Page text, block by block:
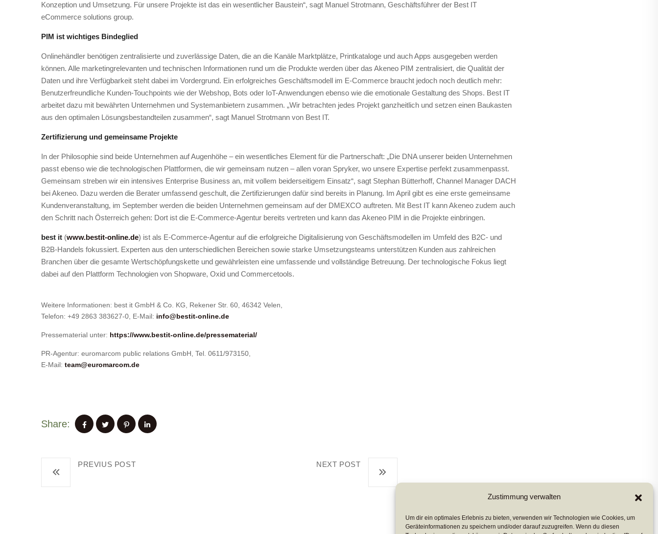
Zustimmung verwalten
Um dir ein optimales Erlebnis zu bieten, verwenden wir Technologien wie Cookies, um
Geräteinformationen zu speichern und/oder darauf zuzugreifen. Wenn du diesen
Konzeption und Umsetzung. Für unsere Projekte ist das ein wesentlicher Baustein“, sagt Manuel Strotmann, Geschäftsführer der Best IT
eCommerce solutions group.
PIM ist wichtiges Bindeglied
Onlinehändler benötigen zentralisierte und zuverlässige Daten, die an die Kanäle Marktplätze, Printkataloge und auch Apps ausgegeben werden
können. Alle marketingrelevanten und technischen Informationen rund um die Produkte werden über das Akeneo PIM zentralisiert, die Qualität der
Daten und ihre Verfügbarkeit steht dabei im Vordergrund. Ein erfolgreiches Geschäftsmodell im E-Commerce braucht jedoch noch deutlich mehr:
Benutzerfreundliche Kunden-Touchpoints wie der Webshop, Bots oder IoT-Anwendungen ebenso wie die emotionale Gestaltung des Shops. Best IT
arbeitet dazu mit bewährten Unternehmen und Systemanbietern zusammen. „Wir betrachten jedes Projekt ganzheitlich und setzen einen Baukasten
aus den optimalen Lösungsbestandteilen zusammen“, sagt Manuel Strotmann von Best IT.
Zertifizierung und gemeinsame Projekte
In der Philosophie sind beide Unternehmen auf Augenhöhe – ein wesentliches Element für die Partnerschaft: „Die DNA unserer beiden Unternehmen
passt ebenso wie die technologischen Plattformen, die wir gemeinsam nutzen – allen voran Spryker, wo unsere Expertise perfekt zusammenpasst.
Gemeinsam streben wir ein intensives Enterprise Business an, mit vollem beiderseitigem Einsatz“, sagt Stephan Bütterhoff, Channel Manager DACH
bei Akeneo. Dazu werden die Berater umfassend geschult, die Zertifizierungen dafür sind bereits in Planung. Im April gibt es eine erste gemeinsame
Kundenveranstaltung, im September werden die beiden Unternehmen gemeinsam auf der DMEXCO auftreten. Mit Best IT kann Akeneo zudem auch
den Schritt nach Österreich gehen: Dort ist die E-Commerce-Agentur bereits vertreten und kann das Akeneo PIM in die Projekte einbringen.
best it (www.bestit-online.de) ist als E-Commerce-Agentur auf die erfolgreiche Digitalisierung von Geschäftsmodellen im Umfeld des B2C- und
B2B-Handels fokussiert. Experten aus den unterschiedlichen Bereichen sowie starke Umsetzungsteams unterstützen Kunden aus zahlreichen
Branchen über die gesamte Wertschöpfungskette und gewährleisten eine umfassende und vollständige Betreuung. Der technologische Fokus liegt
dabei auf den Plattform Technologien von Shopware, Oxid und Commercetools.
Weitere Informationen: best it GmbH & Co. KG, Rekener Str. 60, 46342 Velen,
Telefon: +49 2863 383627-0, E-Mail: info@bestit-online.de
Pressematerial unter: https://www.bestit-online.de/pressematerial/
PR-Agentur: euromarcom public relations GmbH, Tel. 0611/973150,
E-Mail: team@euromarcom.de
Share:
PREVIUS POST NEXT POST